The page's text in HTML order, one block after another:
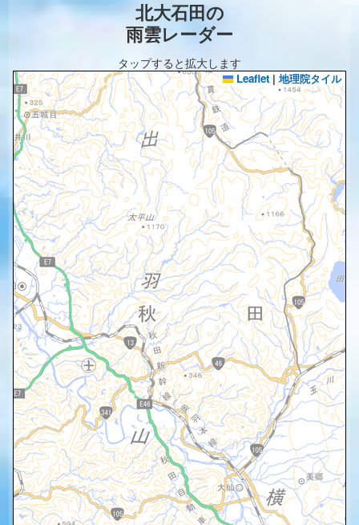
北大石田の
雨雲レーダー
タップすると拡大します
Leaflet | 地理院タイル